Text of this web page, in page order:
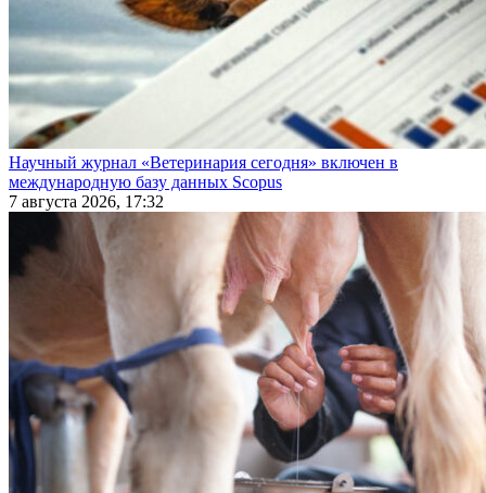
Научный журнал «Ветеринария сегодня» включен в
международную базу данных Scopus
7 августа 2026, 17:32